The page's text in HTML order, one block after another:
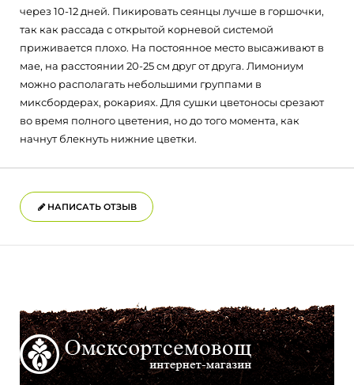
через 10-12 дней. Пикировать сеянцы лучше в горшочки,
так как рассада с открытой корневой системой
приживается плохо. На постоянное место высаживают в
мае, на расстоянии 20-25 см друг от друга. Лимониум
можно располагать небольшими группами в
миксбордерах, рокариях. Для сушки цветоносы срезают
во время полного цветения, но до того момента, как
начнут блекнуть нижние цветки.
НАПИСАТЬ ОТЗЫВ